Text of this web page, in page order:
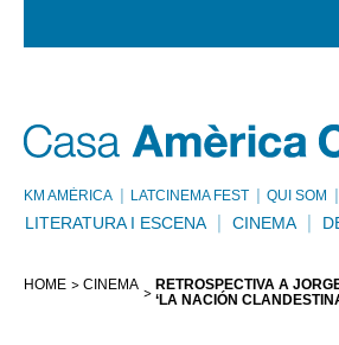
KM AMÈRICA LATCINEMA FEST QUI SOM
LITERATURA I ESCENA CINEMA
HOME CINEMA
RETROSPECTIVA A
‘LA NACIÓN